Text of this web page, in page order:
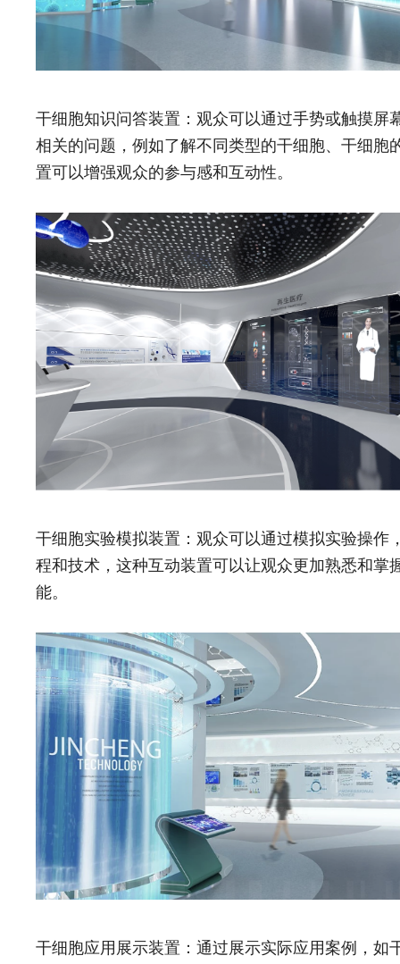
干细胞知识问答装置：观众可以通过手势或触摸屏
相关的问题，例如了解不同类型的干细胞、干细胞
置可以增强观众的参与感和互动性。
干细胞实验模拟装置：观众可以通过模拟实验操作
程和技术，这种互动装置可以让观众更加熟悉和掌
能。
干细胞应用展示装置：通过展示实际应用案例，如